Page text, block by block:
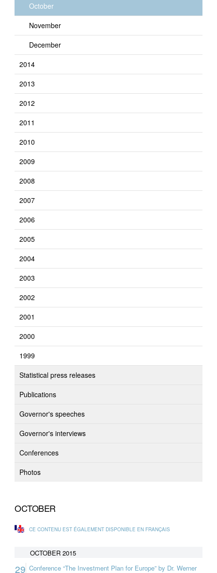
October
November
December
2014
2013
2012
2011
2010
2009
2008
2007
2006
2005
2004
2003
2002
2001
2000
1999
Statistical press releases
Publications
Governor's speeches
Governor's interviews
Conferences
Photos
OCTOBER
CE CONTENU EST ÉGALEMENT DISPONIBLE EN FRANÇAIS
OCTOBER 2015
29 Conference “The Investment Plan for Europe” by Dr. Werner